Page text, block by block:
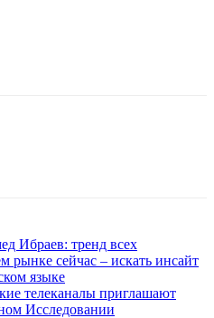
Ибраев: тренд всех
рынке сейчас – искать инсайт
языке
телеканалы приглашают
Исследовании